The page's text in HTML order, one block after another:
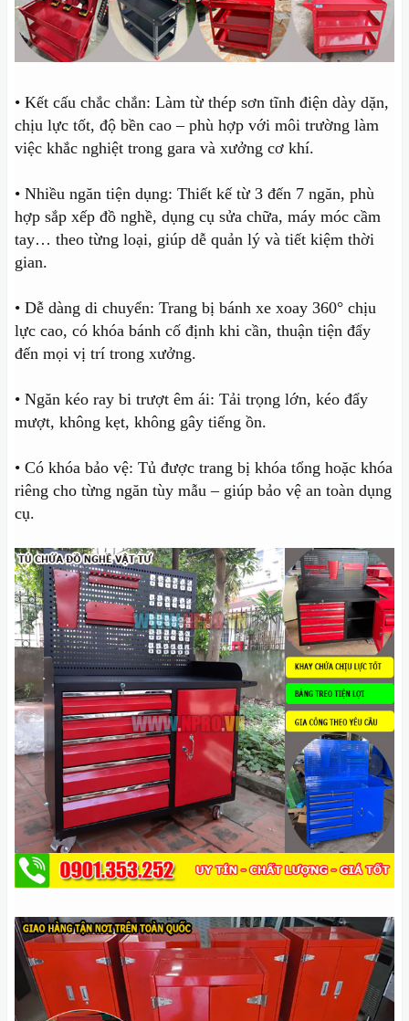
• Kết cấu chắc chắn: Làm từ thép sơn tĩnh điện dày dặn,
chịu lực tốt, độ bền cao – phù hợp với môi trường làm
việc khắc nghiệt trong gara và xưởng cơ khí.
• Nhiều ngăn tiện dụng: Thiết kế từ 3 đến 7 ngăn, phù
hợp sắp xếp đồ nghề, dụng cụ sửa chữa, máy móc cầm
tay… theo từng loại, giúp dễ quản lý và tiết kiệm thời
gian.
• Dễ dàng di chuyển: Trang bị bánh xe xoay 360° chịu
lực cao, có khóa bánh cố định khi cần, thuận tiện đẩy
đến mọi vị trí trong xưởng.
• Ngăn kéo ray bi trượt êm ái: Tải trọng lớn, kéo đẩy
mượt, không kẹt, không gây tiếng ồn.
• Có khóa bảo vệ: Tủ được trang bị khóa tổng hoặc khóa
riêng cho từng ngăn tùy mẫu – giúp bảo vệ an toàn dụng
cụ.